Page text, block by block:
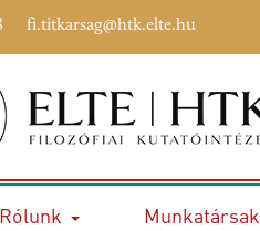
fi.titkarsag@htk.elte.hu
Rólunk Munkatársak